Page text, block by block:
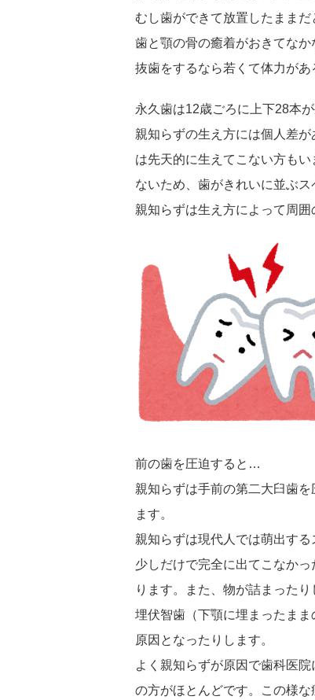
むし歯ができて放置したまま
歯と顎の骨の癒着がおきてなか
抜歯をするなら若くて体力があ
永久歯は12歳ごろに上下28本
親知らずの生え方には個人差
は先天的に生えてこない方も
ないため、歯がきれいに並ぶス
親知らずは生え方によって周
前の歯を圧迫すると…
親知らずは手前の第二大臼歯
ます。
親知らずは現代人では萌出す
少しだけで完全に出てこなか
ります。また、物が詰まった
埋伏智歯（下顎に埋まったま
原因となったりします。
よく親知らずが原因で歯科医
の方がほとんどです。この様